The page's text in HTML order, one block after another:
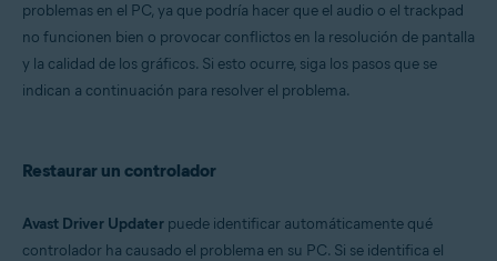
Microsoft Windows 8.1/Pro/Enterprise - 32 o 64 bits
Microsoft Windows 8/Pro/Enterprise - 32 o 64 bits
Premium/Professional/Enterprise/Ultimate - Service Pack 1, 32 o 64 bits
problemas en el PC, ya que podría hacer que el audio o el trackpad
no funcionen bien o provocar conflictos en la resolución de pantalla
y la calidad de los gráficos. Si esto ocurre, siga los pasos que se
indican a continuación para resolver el problema.
Restaurar un controlador
Avast Driver Updater puede identificar automáticamente qué
controlador ha causado el problema en su PC. Si se identifica el